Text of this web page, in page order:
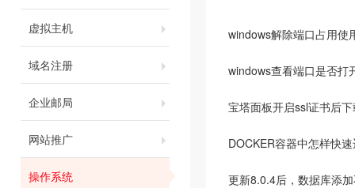
虚拟主机
域名注册
企业邮局
网站推广
操作系统
windows解除端口占用使
windows查看端口是否打
宝塔面板开启ssl证书后
DOCKER容器中怎样快
更新8.0.4后，数据库添